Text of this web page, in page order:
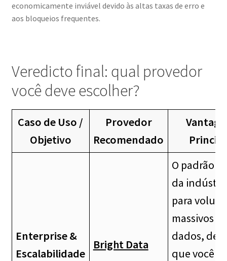
economicamente inviável devido às altas taxas de erro e
aos bloqueios frequentes.
Veredicto final: qual provedor
você deve escolher?
Caso de Uso /
Objetivo
Provedor
Recomendado
Enterprise &
Escalabilidade
Bright Data
O padrão
da
para
massivos
dados,
que você